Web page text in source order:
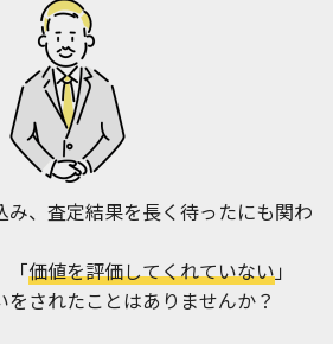
み、査定結果を長く待ったにも関わ
「価値を評価してくれていない」
されたことはありませんか？